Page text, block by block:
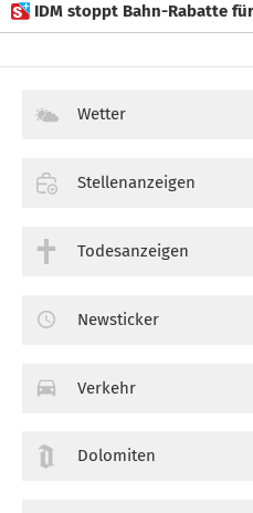
 IDM stoppt Bahn-Rabatte
Wetter
Stellenanzeigen
Todesanzeigen
Newsticker
Verkehr
Dolomiten